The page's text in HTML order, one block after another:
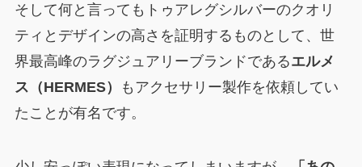
そして何と言ってもトゥアレグシルバーのクオリ
ティとデザインの高さを証明するものとして、世
界最高峰のラグジュアリーブランドであるエルメ
ス（HERMES）
もアクセサリー製作を依頼してい
たことが有名です。